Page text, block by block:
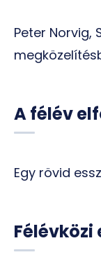
Peter Norvig,
A félév
Egy rövid
Félévközi